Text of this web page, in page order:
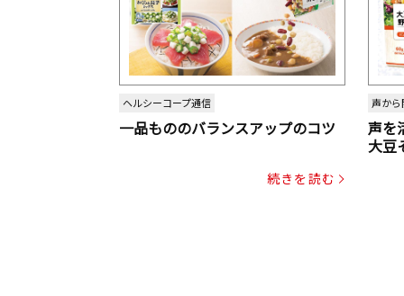
ヘルシーコープ通信
一品もののバランスアップのコツ
続きを読む
声か
声を
大豆